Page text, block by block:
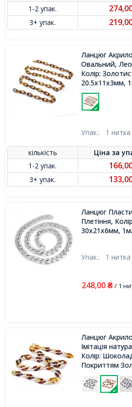
1-2 упак.
3+ упак.
Ланцюг
Овальний,
Колір:
20.5x11x3мм,
Упак.: 1 нитка
кількість Ціна за
1-2 упак.
3+ упак.
Ланцюг
Плетіння,
30х21х6мм,
Упак.: 1 нитка
248,00 ₴/ 1
Ланцюг
Імітація
Колір:
Покриттям
Ланка:
1м / нитка,